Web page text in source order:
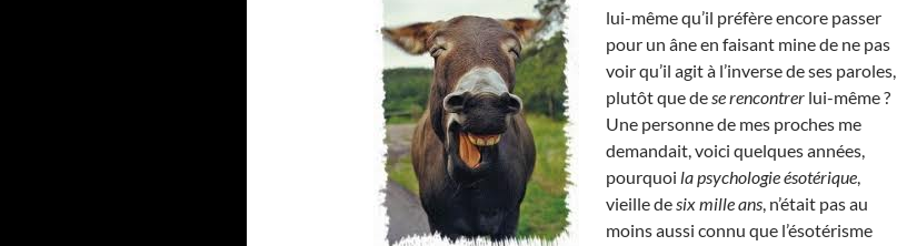
lui-même qu’il préfère encore passer
pour un âne en faisant mine de ne pas
voir qu’il agit à l’inverse de ses paroles,
plutôt que dese rencontrer lui-même ?
Une personne de mes proches me
demandait, voici quelques années,
pourquoi la psychologie ésotérique,
vieille desix mille ans, n’était pas au
moins aussi connu que l’ésotérisme